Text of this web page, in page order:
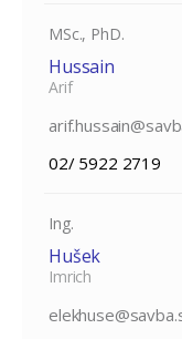
MSc., PhD.
Hussain
Arif
02/ 5922 2719
Ing.
Hušek
Imrich